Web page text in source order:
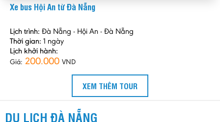
Xe bus Hội An từ Đà Nẵng
Lịch trình: Đà Nẵng - Hội An - Đà Nẵng
Thời gian: 1 ngày
Lịch khởi hành:
Giá: 200.000 VND
XEM THÊM TOUR
DU LỊCH ĐÀ NẴNG